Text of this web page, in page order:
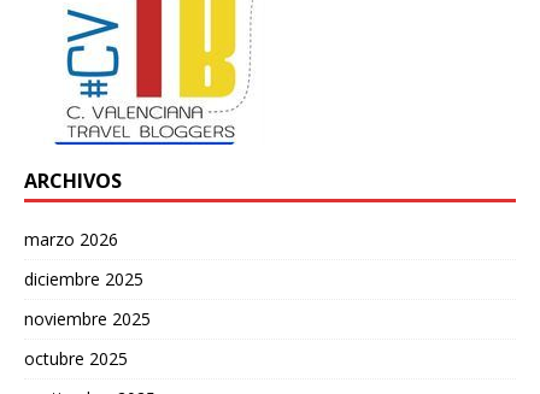
ARCHIVOS
marzo 2026
diciembre 2025
noviembre 2025
octubre 2025